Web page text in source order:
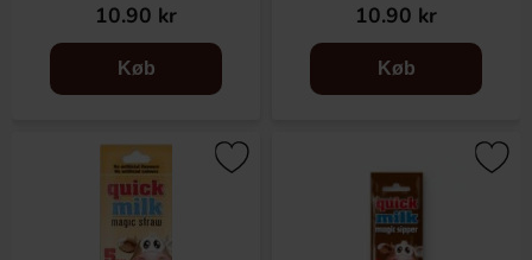
10.90 kr
Køb
10.90 kr
Køb